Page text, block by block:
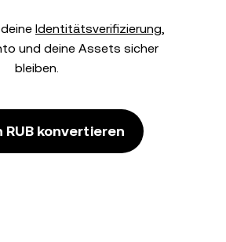
Identitätsverifizierung,
und deine Assets sicher
bleiben.
RUB konvertieren